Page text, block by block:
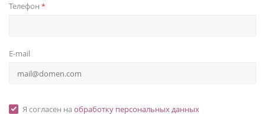
Телефон *
E-mail
Я согласен на обработку персональных данных